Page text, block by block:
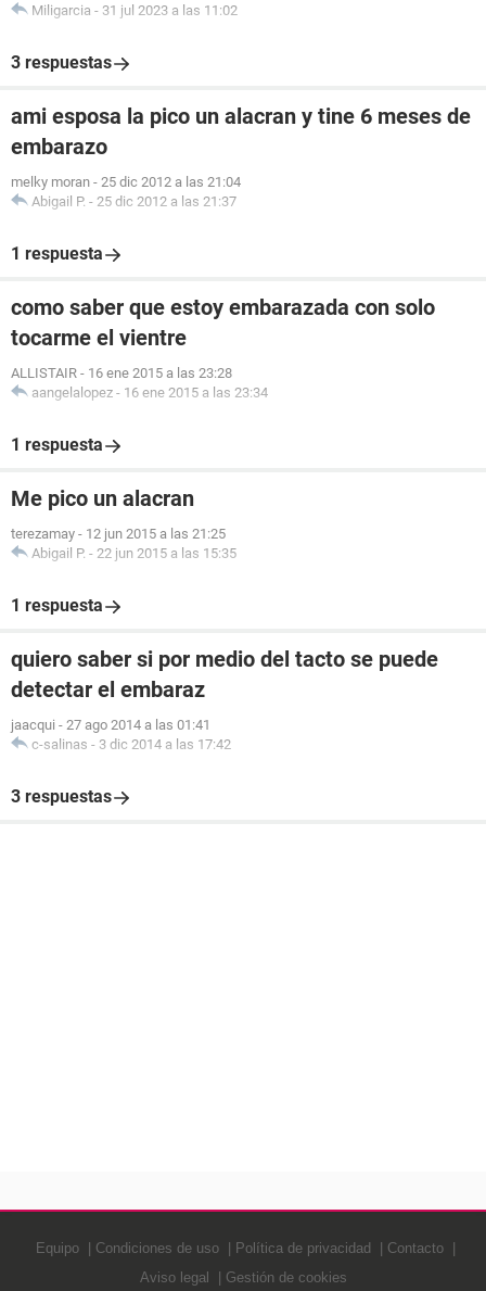
Miligarcia - 31 jul 2023 a las 11:02
3 respuestas
ami esposa la pico un alacran y tine 6 meses de
embarazo
melky moran - 25 dic 2012 a las 21:04
Abigail P. - 25 dic 2012 a las 21:37
1 respuesta
como saber que estoy embarazada con solo
tocarme el vientre
ALLISTAIR - 16 ene 2015 a las 23:28
aangelalopez - 16 ene 2015 a las 23:34
1 respuesta
Me pico un alacran
terezamay - 12 jun 2015 a las 21:25
Abigail P. - 22 jun 2015 a las 15:35
1 respuesta
quiero saber si por medio del tacto se puede
detectar el embaraz
jaacqui - 27 ago 2014 a las 01:41
c-salinas - 3 dic 2014 a las 17:42
3 respuestas
Equipo Condiciones de uso Política de privacidad
Contacto
Aviso legal
Gestión de cookies